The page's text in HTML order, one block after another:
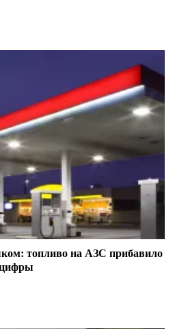
топливо на АЗС прибавило